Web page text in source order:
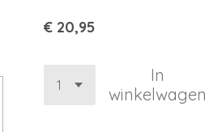
€ 20,95
In